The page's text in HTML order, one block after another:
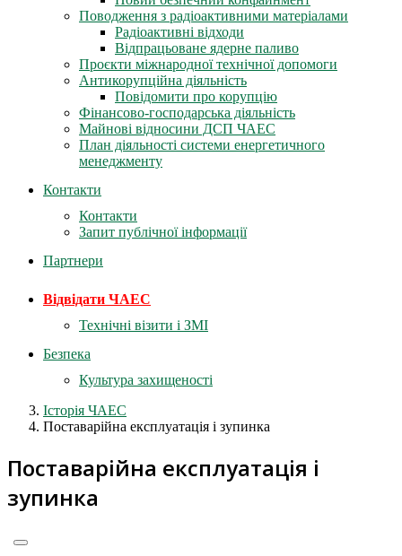
Поводження з радіоактивними матеріалами
Радіоактивні відходи
Відпрацьоване ядерне паливо
Проєкти міжнародної технічної допомоги
Антикорупційна діяльність
Повідомити про корупцію
Фінансово-господарська діяльність
Майнові відносини ДСП ЧАЕС
План діяльності системи енергетичного
менеджменту
Контакти
Контакти
Запит публічної інформації
Партнери
Відвідати ЧАЕС
Технічні візити і ЗМІ
Безпека
Культура захищеності
Історія ЧАЕС
Поставарійна експлуатація і зупинка
Поставарійна експлуатація і
зупинка